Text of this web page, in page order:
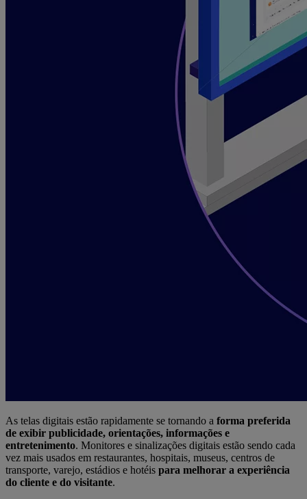
As telas digitais estão rapidamente se tornando a forma preferida
de exibir publicidade, orientações, informações e
entretenimento. Monitores e sinalizações digitais estão sendo cada
vez mais usados em restaurantes, hospitais, museus, centros de
transporte, varejo, estádios e hotéis para melhorar a experiência
do cliente e do visitante.